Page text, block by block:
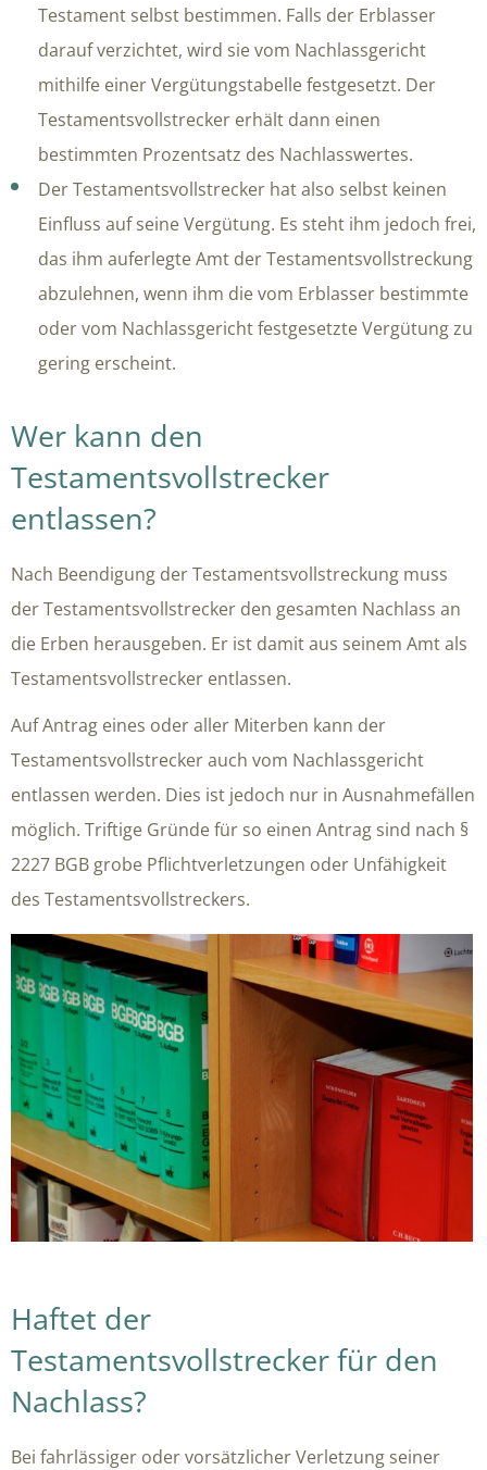
Testament selbst bestimmen. Falls der Erblasser
darauf verzichtet, wird sie vom Nachlassgericht
mithilfe einer Vergütungstabelle festgesetzt. Der
Testamentsvollstrecker erhält dann einen
bestimmten Prozentsatz des Nachlasswertes.
Der Testamentsvollstrecker hat also selbst keinen
Einfluss auf seine Vergütung. Es steht ihm jedoch frei,
das ihm auferlegte Amt der Testamentsvollstreckung
abzulehnen, wenn ihm die vom Erblasser bestimmte
oder vom Nachlassgericht festgesetzte Vergütung zu
gering erscheint.
Wer kann den
Testamentsvollstrecker
entlassen?
Nach Beendigung der Testamentsvollstreckung muss
der Testamentsvollstrecker den gesamten Nachlass an
die Erben herausgeben. Er ist damit aus seinem Amt als
Testamentsvollstrecker entlassen.
Auf Antrag eines oder aller Miterben kann der
Testamentsvollstrecker auch vom Nachlassgericht
entlassen werden. Dies ist jedoch nur in Ausnahmefällen
möglich. Triftige Gründe für so einen Antrag sind nach §
2227 BGB grobe Pflichtverletzungen oder Unfähigkeit
des Testamentsvollstreckers.
Haftet der
Testamentsvollstrecker für den
Nachlass?
Bei fahrlässiger oder vorsätzlicher Verletzung seiner